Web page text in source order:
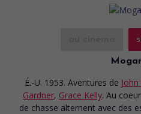
É.-U. 1953. Aventures de
Gardner, Grace Kelly. Au
de chasse alternent avec des